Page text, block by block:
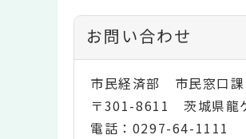
お問い合わせ
市民経済部 市民窓口課
〒301-8611 茨城県龍
電話：0297-64-1111